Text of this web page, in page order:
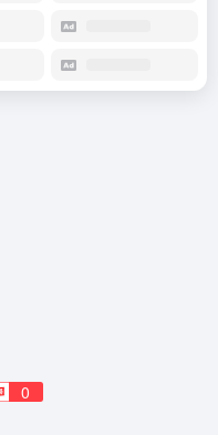
0